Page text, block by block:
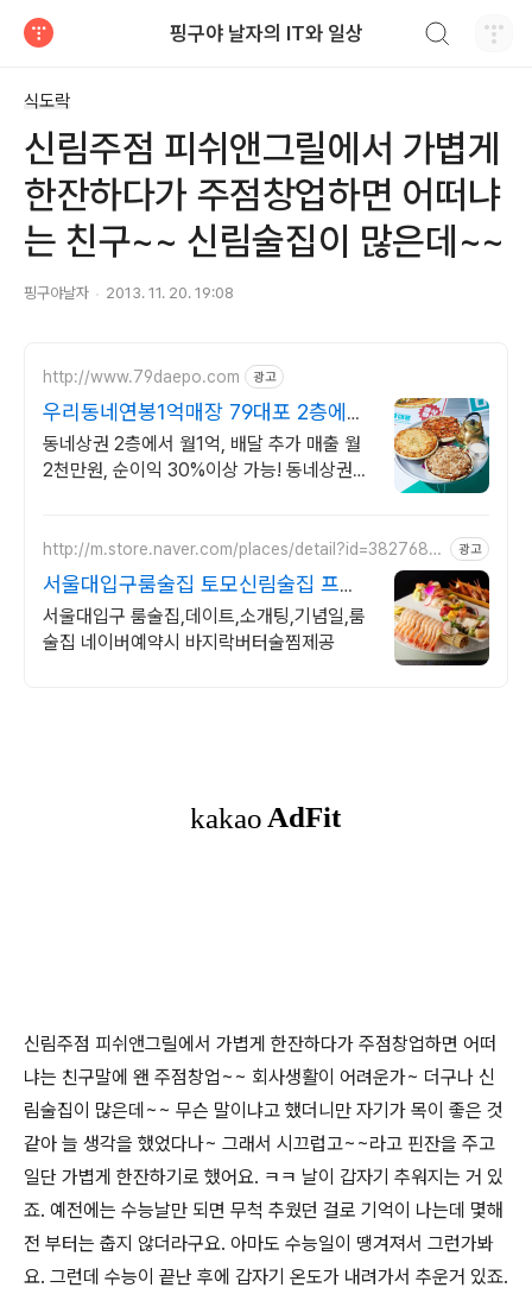
핑구야 날자의 IT와 일상
식도락
신림주점 피쉬앤그릴에서 가볍게
한잔하다가 주점창업하면 어떠냐
는 친구~~ 신림술집이 많은데~~
핑구야날자 2013. 11. 20. 19:08
http://www.79daepo.com 광고
우리동네연봉1억매장 79대포 2층에서
도 매출 1억
동네상권 2층에서 월1억, 배달 추가 매출 월
2천만원, 순이익 30%이상 가능! 동네상권에
http://m.store.naver.com/places/detail?id=3827687
광고
서울대입구룸술집 토모신림술집 프라
이빗 룸 이자카야
서울대입구 룸술집,데이트,소개팅,기념일,룸
술집 네이버예약시 바지락버터술찜제공
신림주점 피쉬앤그릴에서 가볍게 한잔하다가 주점창업하면 어떠
냐는 친구말에 왠 주점창업~~ 회사생활이 어려운가~ 더구나 신
림술집이 많은데~~ 무슨 말이냐고 했더니만 자기가 목이 좋은 것
같아 늘 생각을 했었다나~ 그래서 시끄럽고~~라고 핀잔을 주고
일단 가볍게 한잔하기로 했어요. ㅋㅋ 날이 갑자기 추워지는 거 있
죠. 예전에는 수능날만 되면 무척 추웠던 걸로 기억이 나는데 몇해
전 부터는 춥지 않더라구요. 아마도 수능일이 땡겨져서 그런가봐
요. 그런데 수능이 끝난 후에 갑자기 온도가 내려가서 추운거 있죠.